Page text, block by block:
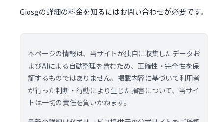
Giosgの詳細の料金を知るにはお問い合わせが必要です。
本ページの情報は、当サイトが独自に収集したデータお
よびAIによる自動整理を含むため、正確性・完全性を保
証するものではありません。掲載内容に基づいて利用者
が行った判断・行動により生じた損害について、当サイ
トは一切の責任を負いかねます。